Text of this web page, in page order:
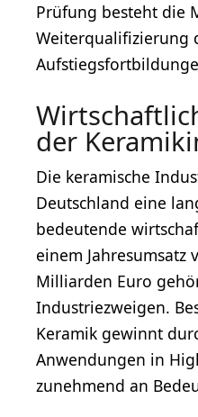
Prüfung besteht die
Weiterqualifizierung
der
Die keramische
Deutschland eine
bedeutende
einem Jahresumsatz
Milliarden Euro
Industriezweigen.
Keramik gewinnt
Anwendungen in
zunehmend an